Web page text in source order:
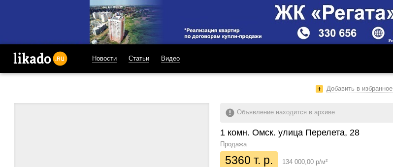
Новости Статьи Видео
Добавить в избранное
Объявление находится в архиве
Продажа
1 комн. Омск. улица Перелета, 28
5360 т. р. 134 000,00 р/м²